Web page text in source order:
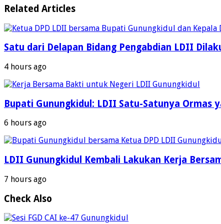
Related Articles
Satu dari Delapan Bidang Pengabdian LDII
4 hours ago
Bupati Gunungkidul: LDII Satu-Satunya Ormas
6 hours ago
LDII Gunungkidul Kembali Lakukan Kerja
7 hours ago
Check Also